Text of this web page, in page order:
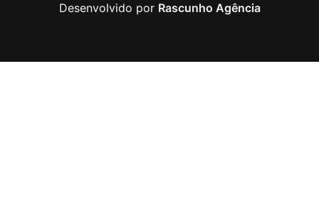
Desenvolvido por Rascunho Agência